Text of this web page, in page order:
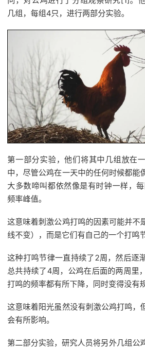
几组，每组4只，进行两部分实验。
第一部分实验，他们将其中几组放在
中，尽管公鸡在一天中的任何时候都能
大多数啼叫都依然像是有时钟一样，
频率峰值。
这意味着刺激公鸡打鸣的因素可能并不
线不变），而是它们有自己的一个打鸣节
这种打鸣节律一直持续了2周，然后逐
总共持续了4周，公鸡在后面的两周里
打鸣的频率都有所下降，同时变得没有规
这意味着阳光虽然没有刺激公鸡打鸣，
会有所影响。
第二部分实验，研究人员将另外几组公